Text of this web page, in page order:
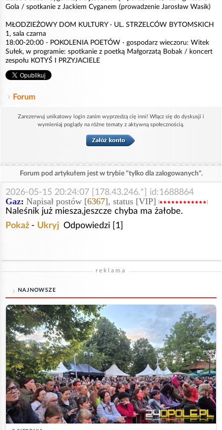
Gola / spotkanie z Jackiem Cyganem (prowadzenie Jarosław Wasik)
MŁODZIEŻOWY DOM KULTURY · UL. STRZELCÓW BYTOMSKICH
1, sala czarna
18:00-20:00 - POKOLENIA POETÓW · gospodarz wieczoru: Witek
Sułek, w programie: spotkanie z poetką Małgorzatą Bobak / koncert
zespołu KOTYŚ I PRZYJACIELE
Forum
Zarezerwuj unikatowy login zanim wyprzedzą cię inni! Włącz się do dyskusji i
wymieniaj poglądy na różne tematy z aktywną społecznością.
Forum pod artykułem jest w trybie "tylko dla zalogowanych".
2026-05-15 20:24:07 [178.43.246.*] id:1688864
Gaz: Napisał postów [6367], status [VIP]
Naleśnik już miesza,jeszcze chyba ma żałobe.
Pokaż - Ukryj Odpowiedzi [1]
reklama
NAJNOWSZE